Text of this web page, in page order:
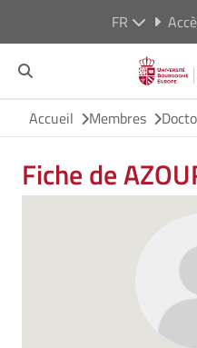
FR
Accueil Membres
Fiche de